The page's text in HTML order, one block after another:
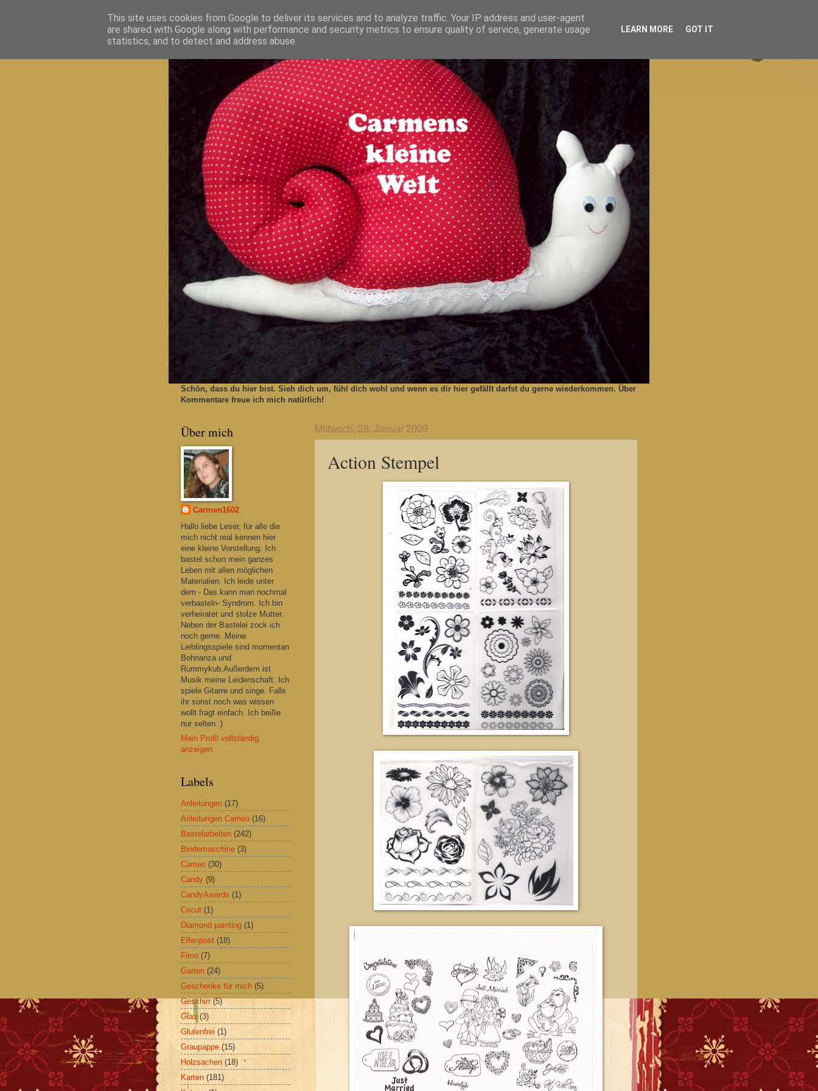
Schön, dass du hier bist. Sieh dich um, fühl dich wohl und wenn es dir hier gefällt darfst du gerne wiederkommen. Über
Kommentare freue ich mich natürlich!
Mittwoch, 28. Januar 2009
Action Stempel
Über mich
Carmen1602
Hallo liebe Leser, für alle die
mich nicht real kennen hier
eine kleine Vorstellung. Ich
bastel schon mein ganzes
Leben mit allen möglichen
Materialien. Ich leide unter
dem - Das kann man nochmal
verbasteln- Syndrom. Ich bin
verheiratet und stolze Mutter.
Neben der Bastelei zock ich
noch gerne. Meine
Lieblingsspiele sind momentan
Bohnanza und
Rummykub.Außerdem ist
Musik meine Leidenschaft. Ich
spiele Gitarre und singe. Falls
ihr sonst noch was wissen
wollt fragt einfach. Ich beiße
nur selten :)
Mein Profil vollständig
anzeigen
Labels
Anleitungen (17)
Anleitungen Cameo (16)
Bastelarbeiten (242)
Bindemaschine (3)
Cameo (30)
Candy (9)
CandyAwards (1)
Cricut (1)
Diamond painting (1)
Elfenpost (18)
Fimo (7)
Garten (24)
Geschenke für mich (5)
Geschirr (5)
Glas (3)
Glutenfrei (1)
Graupappe (15)
Holzsachen (18)
Karten (181)
This site uses cookies from Google to deliver its services and to analyze traffic. Your IP address and user-agent
are shared with Google along with performance and security metrics to ensure quality of service, generate usage
statistics, and to detect and address abuse.
LEARN MORE GOT IT